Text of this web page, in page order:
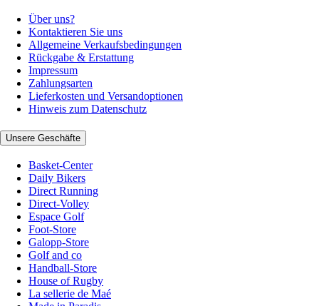
Über uns?
Kontaktieren Sie uns
Allgemeine Verkaufsbedingungen
Rückgabe & Erstattung
Impressum
Zahlungsarten
Lieferkosten und Versandoptionen
Hinweis zum Datenschutz
Unsere Geschäfte
Basket-Center
Daily Bikers
Direct Running
Direct-Volley
Espace Golf
Foot-Store
Galopp-Store
Golf and co
Handball-Store
House of Rugby
La sellerie de Maé